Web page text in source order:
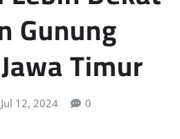
Gunung
Timur
Jul 12, 2024 0